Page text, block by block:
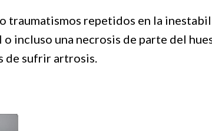
traumatismos repetidos en la
incluso una necrosis de parte del
de sufrir artrosis.